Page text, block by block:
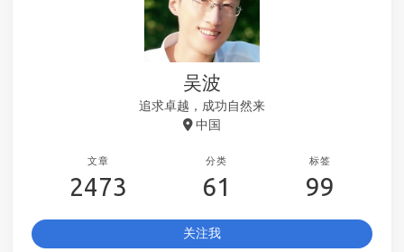
吴波
追求卓越，成功自然来
中国
文章
2473
分类
61
标签
99
关注我